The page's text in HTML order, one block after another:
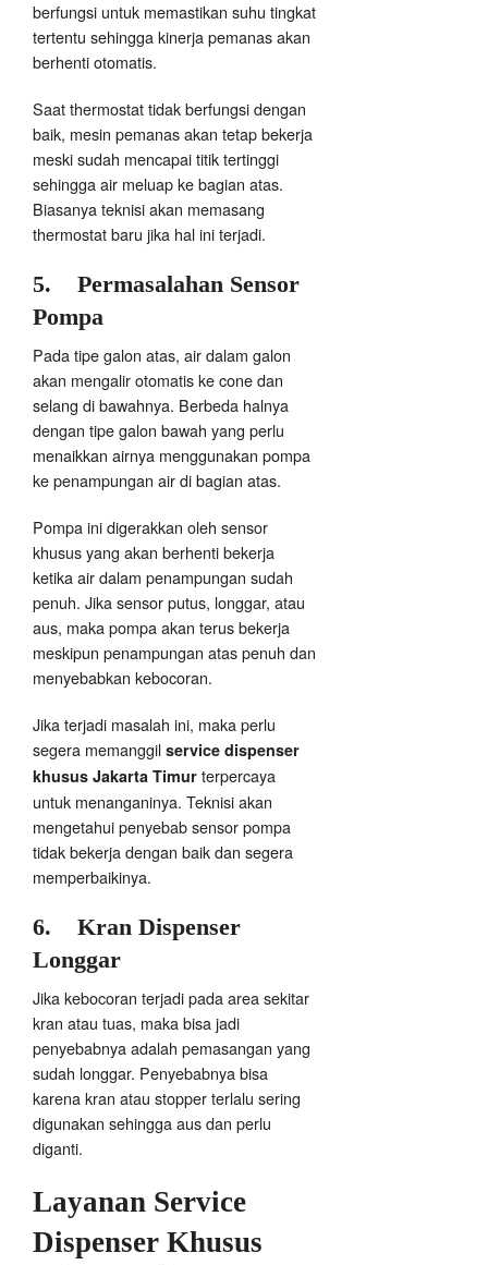
berfungsi untuk memastikan suhu tingkat
tertentu sehingga kinerja pemanas akan
berhenti otomatis.
Saat thermostat tidak berfungsi dengan
baik, mesin pemanas akan tetap bekerja
meski sudah mencapai titik tertinggi
sehingga air meluap ke bagian atas.
Biasanya teknisi akan memasang
thermostat baru jika hal ini terjadi.
5. Permasalahan Sensor
Pompa
Pada tipe galon atas, air dalam galon
akan mengalir otomatis ke cone dan
selang di bawahnya. Berbeda halnya
dengan tipe galon bawah yang perlu
menaikkan airnya menggunakan pompa
ke penampungan air di bagian atas.
Pompa ini digerakkan oleh sensor
khusus yang akan berhenti bekerja
ketika air dalam penampungan sudah
penuh. Jika sensor putus, longgar, atau
aus, maka pompa akan terus bekerja
meskipun penampungan atas penuh dan
menyebabkan kebocoran.
Jika terjadi masalah ini, maka perlu
segera memanggil service dispenser
khusus Jakarta Timur terpercaya
untuk menanganinya. Teknisi akan
mengetahui penyebab sensor pompa
tidak bekerja dengan baik dan segera
memperbaikinya.
6. Kran Dispenser
Longgar
Jika kebocoran terjadi pada area sekitar
kran atau tuas, maka bisa jadi
penyebabnya adalah pemasangan yang
sudah longgar. Penyebabnya bisa
karena kran atau stopper terlalu sering
digunakan sehingga aus dan perlu
diganti.
Layanan Service
Dispenser Khusus